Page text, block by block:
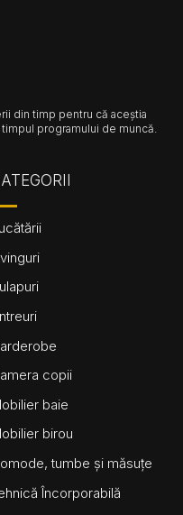
din timp pentru că aceștia
programului de muncă.
copii
baie
birou
tumbe și măsuțe
Încorporabilă